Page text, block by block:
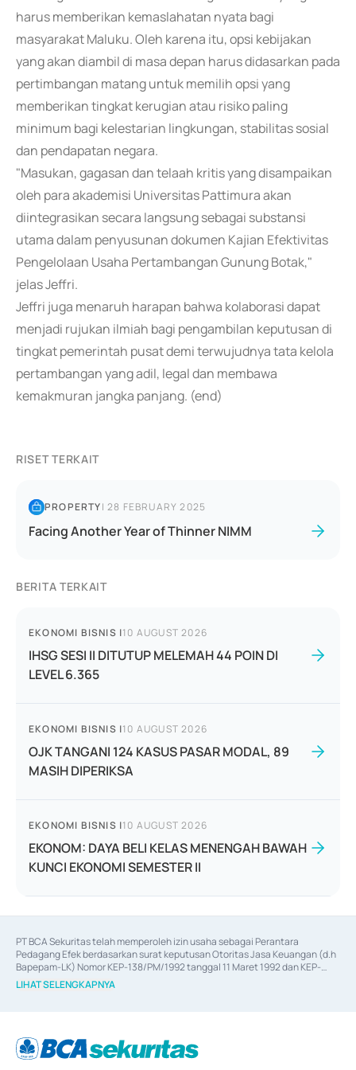
harus memberikan kemaslahatan nyata bagi
masyarakat Maluku. Oleh karena itu, opsi kebijakan
yang akan diambil di masa depan harus didasarkan pada
pertimbangan matang untuk memilih opsi yang
memberikan tingkat kerugian atau risiko paling
minimum bagi kelestarian lingkungan, stabilitas sosial
dan pendapatan negara.
"Masukan, gagasan dan telaah kritis yang disampaikan
oleh para akademisi Universitas Pattimura akan
diintegrasikan secara langsung sebagai substansi
utama dalam penyusunan dokumen Kajian Efektivitas
Pengelolaan Usaha Pertambangan Gunung Botak,"
jelas Jeffri.
Jeffri juga menaruh harapan bahwa kolaborasi dapat
menjadi rujukan ilmiah bagi pengambilan keputusan di
tingkat pemerintah pusat demi terwujudnya tata kelola
pertambangan yang adil, legal dan membawa
kemakmuran jangka panjang. (end)
RISET TERKAIT
PROPERTY|28 FEBRUARY 2025
Facing Another Year of Thinner NIMM
BERITA TERKAIT
EKONOMI BISNIS |10 AUGUST 2026
IHSG SESI II DITUTUP MELEMAH 44 POIN DI
LEVEL 6.365
EKONOMI BISNIS |10 AUGUST 2026
OJK TANGANI 124 KASUS PASAR MODAL, 89
MASIH DIPERIKSA
EKONOMI BISNIS |10 AUGUST 2026
EKONOM: DAYA BELI KELAS MENENGAH BAWAH
KUNCI EKONOMI SEMESTER II
PT BCA Sekuritas telah memperoleh izin usaha sebagai Perantara
Pedagang Efek berdasarkan surat keputusan Otoritas Jasa Keuangan (d.h
Bapepam-LK) Nomor KEP-138/PM/1992 tanggal 11 Maret 1992 dan KEP-
06/D.04/2014 tanggal 28 Februari 2014, izin usaha sebagai Penjamin Emisi
Efek berdasarkan surat keputusan Otoritas Jasa Keuangan Nomor KEP-
berdasarkan surat keputusan Otoritas Jasa Keuangan Nomor S-
67/PM.21/2017 tanggal 3 Februari 2017, dan beberapa izin usaha lainnya
LIHAT SELENGKAPNYA